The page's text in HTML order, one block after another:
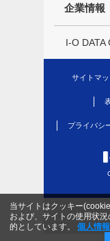
企業情報
I-O DATA
サイトマ
プライバシ
当サイトはクッキー
および、サイトの使用状
的としています。
個人情